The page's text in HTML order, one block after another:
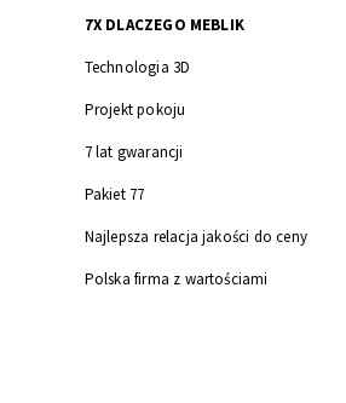
7X DLACZEGO MEBLIK
Technologia 3D
Projekt pokoju
7 lat gwarancji
Pakiet 77
Najlepsza relacja jakości do ceny
Polska firma z wartościami